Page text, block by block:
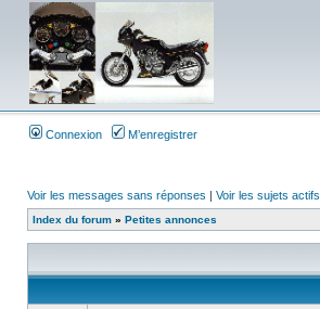
Connexion M’enregistrer
Voir les messages sans réponses | Voir les sujets actifs
Index du forum » Petites annonces